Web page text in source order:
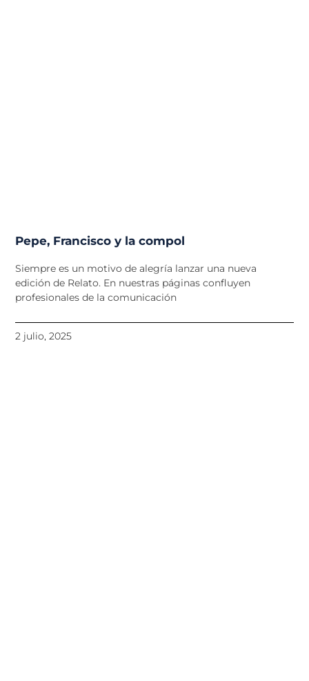
Pepe, Francisco y la compol
Siempre es un motivo de alegría lanzar una nueva
edición de Relato. En nuestras páginas confluyen
profesionales de la comunicación
2 julio, 2025